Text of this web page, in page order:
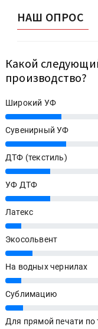
НАШ ОПРОС
Какой
производство?
Широкий УФ
25%
Сувенирный УФ
27%
ДТФ (текстиль)
20%
УФ ДТФ
20%
Латекс
7%
Экосольвент
12%
На водных чернилах
7%
Сублимацию
8%
Для прямой печати по